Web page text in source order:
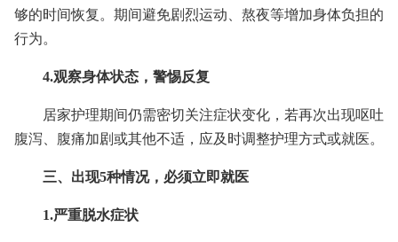
够的时间恢复。期间避免剧烈运动、熬夜等增加身体负担的
行为。
4.观察身体状态，警惕反复
居家护理期间仍需密切关注症状变化，若再次出现呕吐
腹泻、腹痛加剧或其他不适，应及时调整护理方式或就医。
三、出现5种情况，必须立即就医
1.严重脱水症状